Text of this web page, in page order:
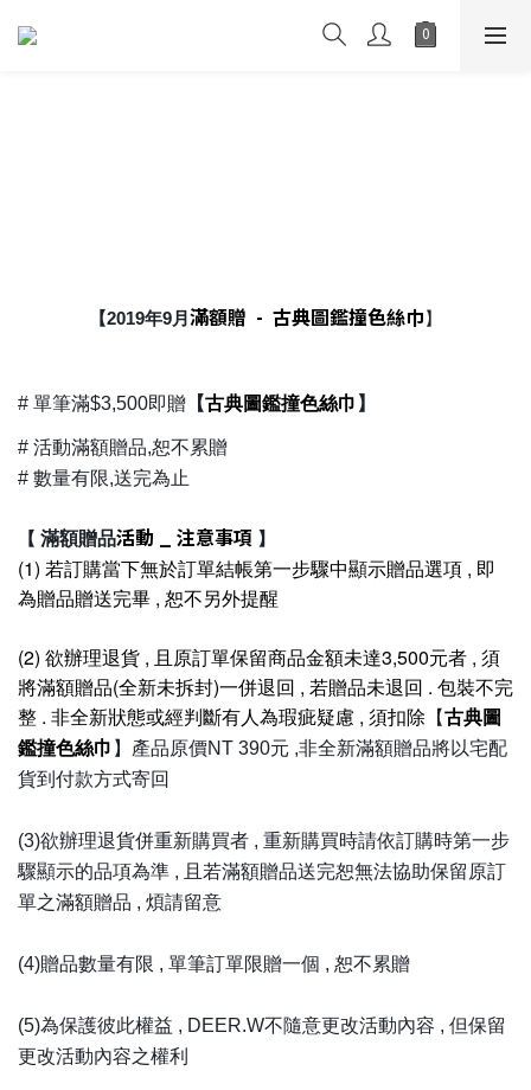
【2019年9月 滿額贈 - 古典圖鑑撞色絲巾】
# 單筆滿$3,500即贈 【古典圖鑑撞色絲巾 】
# 活動滿額贈品,恕不累贈
# 數量有限,送完為止
【 滿額贈品活動 _ 注意事項 】
(1) 若訂購當下無於訂單結帳第一步驟中顯示贈品選項 , 即
為贈品贈送完畢 , 恕不另外提醒
(2) 欲辦理退貨 , 且原訂單保留商品金額未達3,500元者 , 須
將滿額贈品(全新未拆封)一併退回 , 若贈品未退回 . 包裝不完
整 . 非全新狀態或經判斷有人為瑕疵疑慮 , 須扣除 【古典圖
鑑撞色絲巾 】產品原價NT 390元 ,非全新滿額贈品將以宅配
貨到付款方式寄回
(3)欲辦理退貨併重新購買者 , 重新購買時請依訂購時第一步
驟顯示的品項為準 , 且若滿額贈品送完恕無法協助保留原訂
單之滿額贈品 , 煩請留意
(4)贈品數量有限 , 單筆訂單限贈一個 , 恕不累贈
(5)為保護彼此權益 , DEER.W不隨意更改活動內容 , 但保留
更改活動內容之權利